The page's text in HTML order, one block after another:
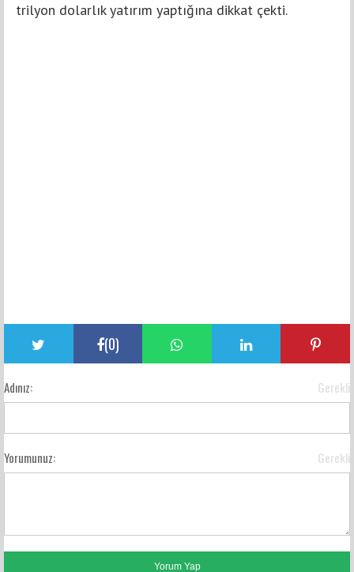
trilyon dolarlık yatırım yaptığına dikkat çekti.
(0)
Adınız: Gerekli
Yorumunuz: Gerekli